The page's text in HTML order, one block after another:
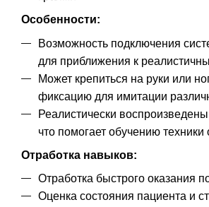
Особенности:
Возможность подключения
для приближения к
Может крепиться на руки или
фиксацию для имитации
Реалистически
что помогает обучению техники
Отработка навыков:
Отработка быстрого оказания
Оценка состояния пациента и